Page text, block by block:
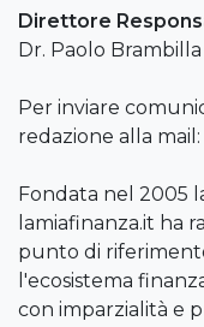
Direttore
Dr. Paolo Brambilla
Per inviare
redazione alla mail:
Fondata nel 2005
lamiafinanza.it ha
punto di
l'ecosistema
con imparzialità e